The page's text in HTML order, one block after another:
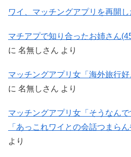
ワイ、マッチングアプリを再開し
マチアプで知り合ったお姉さん
に 名無しさん より
マッチングアプリ女「海外旅行
に 名無しさん より
マッチングアプリ女「そうなん
「あっこれワイとの会話つまらん
より